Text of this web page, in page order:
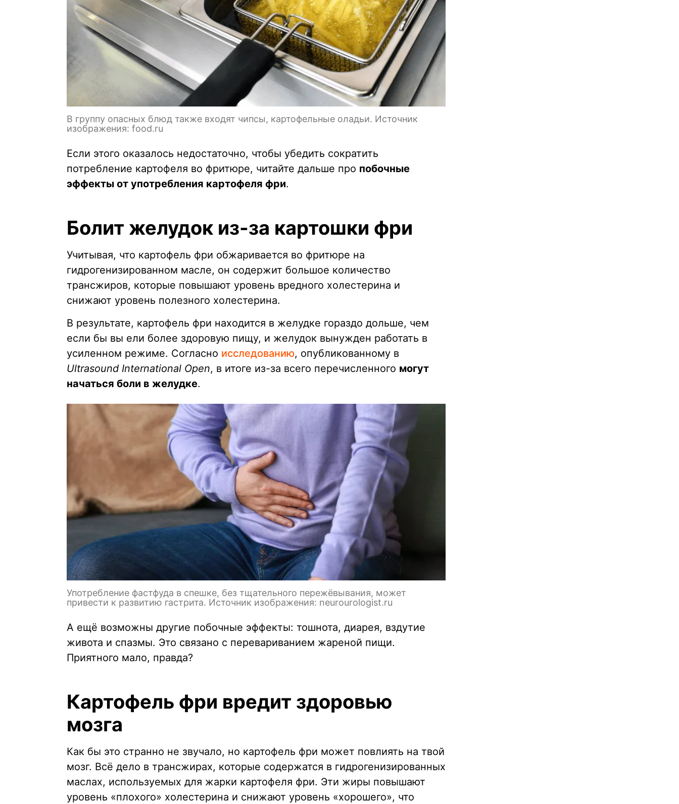
В группу опасных блюд также входят чипсы, картофельные оладьи. Источник
изображения: food.ru
Если этого оказалось недостаточно, чтобы убедить сократить
потребление картофеля во фритюре, читайте дальше про побочные
эффекты от употребления картофеля фри.
Болит желудок из-за картошки фри
Учитывая, что картофель фри обжаривается во фритюре на
гидрогенизированном масле, он содержит большое количество
трансжиров, которые повышают уровень вредного холестерина и
снижают уровень полезного холестерина.
В результате, картофель фри находится в желудке гораздо дольше, чем
если бы вы ели более здоровую пищу, и желудок вынужден работать в
усиленном режиме. Согласно исследованию, опубликованному в
Ultrasound International Open, в итоге из-за всего перечисленного могут
начаться боли в желудке.
Употребление фастфуда в спешке, без тщательного пережёвывания, может
привести к развитию гастрита. Источник изображения: neurourologist.ru
А ещё возможны другие побочные эффекты: тошнота, диарея, вздутие
живота и спазмы. Это связано с перевариванием жареной пищи.
Приятного мало, правда?
Картофель фри вредит здоровью
мозга
Как бы это странно не звучало, но картофель фри может повлиять на твой
мозг. Всё дело в трансжирах, которые содержатся в гидрогенизированных
маслах, используемых для жарки картофеля фри. Эти жиры повышают
уровень «плохого» холестерина и снижают уровень «хорошего», что